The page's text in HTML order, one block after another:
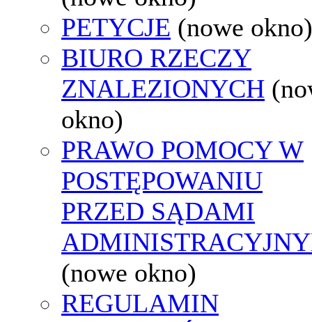
PETYCJE (nowe okno)
BIURO RZECZY
ZNALEZIONYCH
okno)
PRAWO POMOCY W
POSTĘPOWANIU
PRZED SĄDAMI
(nowe okno)
REGULAMIN